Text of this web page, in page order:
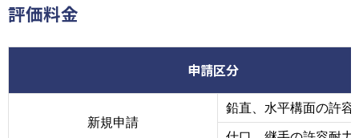
評価料金
申請区分
新規申請
鉛直、水平構面の許容